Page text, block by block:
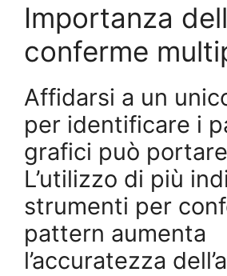
Importanza
conferme
Affidarsi a un
per identificare i
grafici può
L’utilizzo di più
strumenti per
pattern aumenta
l’accuratezza